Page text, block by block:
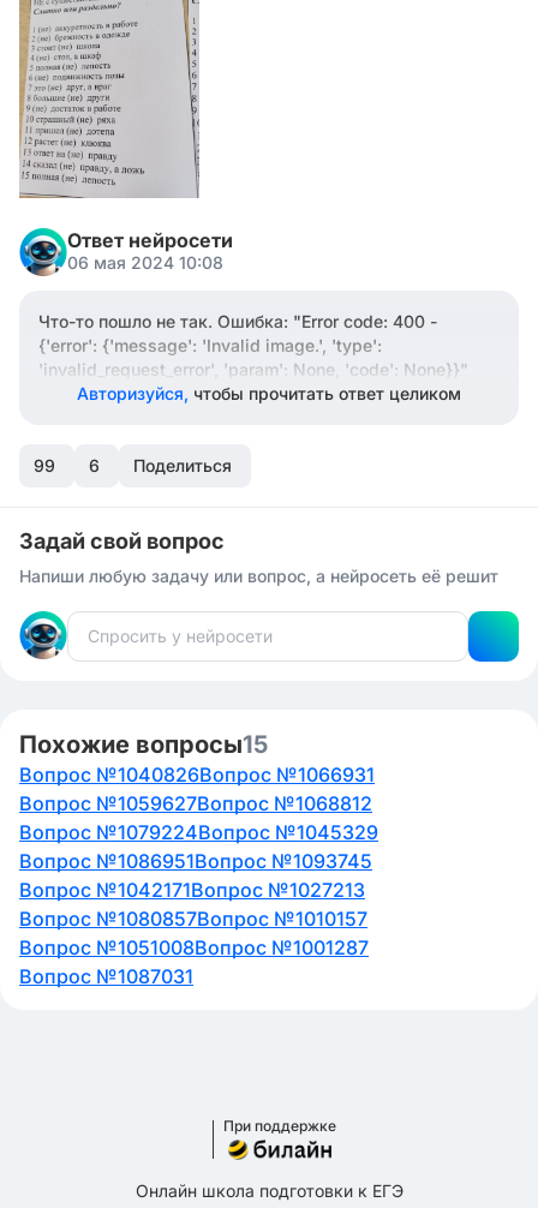
Ответ нейросети
06 мая 2024 10:08
Что-то пошло не так. Ошибка: "Error code: 400 -
{'error': {'message': 'Invalid image.', 'type':
'invalid_request_error', 'param': None, 'code': None}}"
Авторизуйся, чтобы прочитать ответ целиком
99 6 Поделиться
Задай свой вопрос
Напиши любую задачу или вопрос, а нейросеть её решит
Похожие вопросы15
Вопрос №1040826Вопрос №1066931
Вопрос №1059627Вопрос №1068812
Вопрос №1079224Вопрос №1045329
Вопрос №1086951Вопрос №1093745
Вопрос №1042171Вопрос №1027213
Вопрос №1080857Вопрос №1010157
Вопрос №1051008Вопрос №1001287
Вопрос №1087031
При поддержке
Онлайн школа подготовки к ЕГЭ